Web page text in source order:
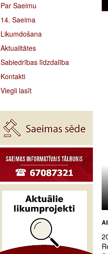
Par Saeimu
14. Saeima
Likumdošana
Aktualitātes
Sabiedrības līdzdalība
Kontakti
Viegli lasīt